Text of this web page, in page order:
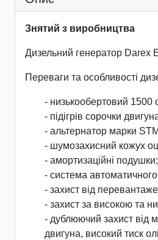
Знятий з виробництва
Дизельний генератор Darex
Переваги та особливості
- низькообертовий
- підігрів сорочки
- альтернатор марки
- шумозахисний кожух
- амортизаційні подушки;
- система
- захист від
- захист за високою та
- дублюючий захист від
двигуна, високий тиск